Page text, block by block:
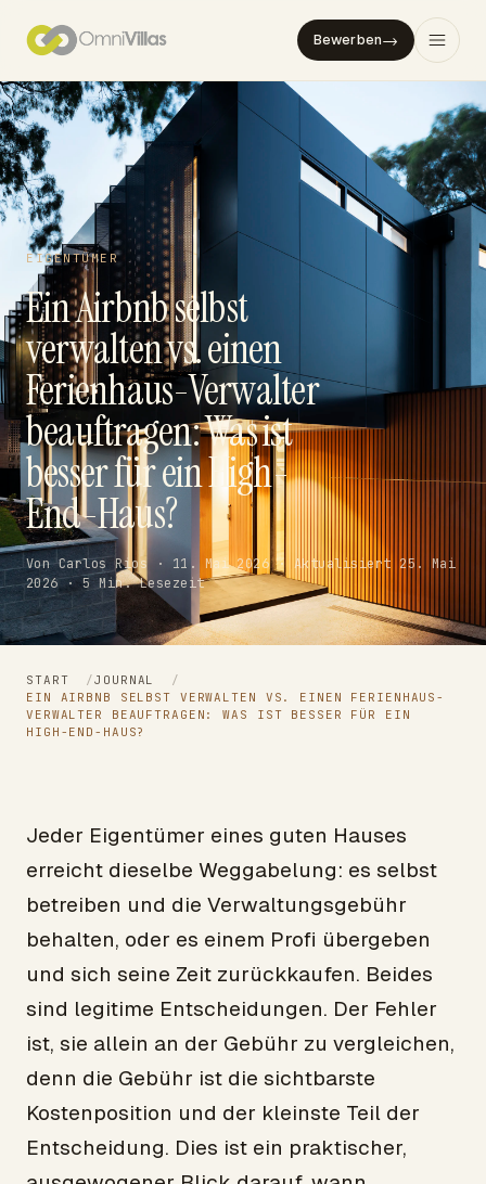
Bewerben→
EIGENTÜMER
Ein Airbnb selbst
verwalten vs. einen
Ferienhaus-Verwalter
beauftragen: Was ist
besser für ein High-
End-Haus?
Von Carlos Rios · 11. Mai 2026 · Aktualisiert 25. Mai
2026 · 5 Min. Lesezeit
START /JOURNAL
/
EIN AIRBNB SELBST VERWALTEN VS. EINEN FERIENHAUS-
VERWALTER BEAUFTRAGEN: WAS IST BESSER FÜR EIN
HIGH-END-HAUS?
Jeder Eigentümer eines guten Hauses
erreicht dieselbe Weggabelung: es selbst
betreiben und die Verwaltungsgebühr
behalten, oder es einem Profi übergeben
und sich seine Zeit zurückkaufen. Beides
sind legitime Entscheidungen. Der Fehler
ist, sie allein an der Gebühr zu vergleichen,
denn die Gebühr ist die sichtbarste
Kostenposition und der kleinste Teil der
Entscheidung. Dies ist ein praktischer,